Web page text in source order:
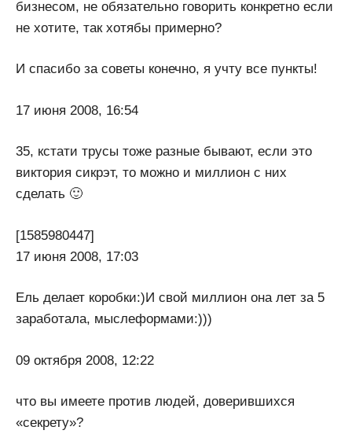
бизнесом, не обязательно говорить конкретно если
не хотите, так хотябы примерно?
И спасибо за советы конечно, я учту все пункты!
17 июня 2008, 16:54
35, кстати трусы тоже разные бывают, если это
виктория сикрэт, то можно и миллион с них
сделать 🙂
[1585980447]
17 июня 2008, 17:03
Ель делает коробки:)И свой миллион она лет за 5
заработала, мыслеформами:)))
09 октября 2008, 12:22
что вы имеете против людей, доверившихся
«секрету»?